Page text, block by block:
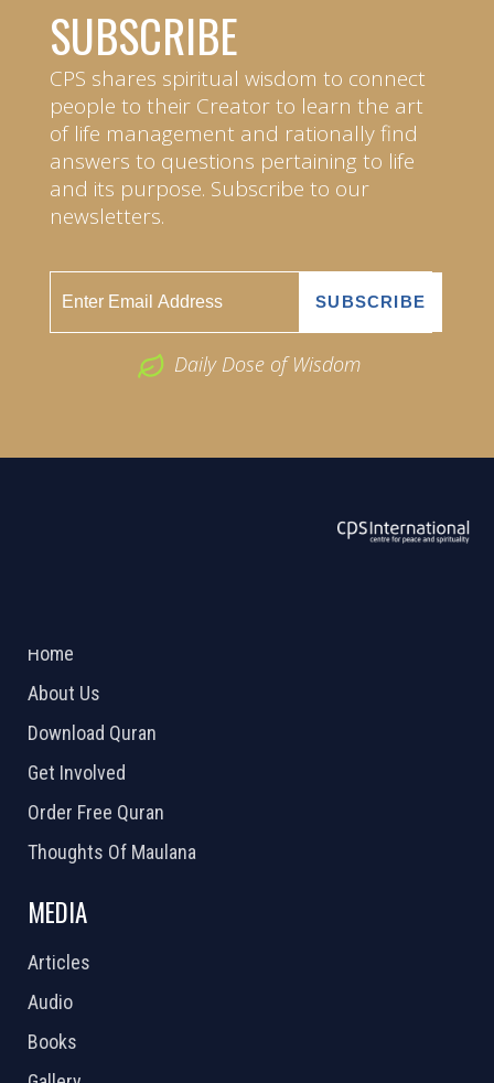
SUBSCRIBE
CPS shares spiritual wisdom to connect
people to their Creator to learn the art
of life management and rationally find
answers to questions pertaining to life
and its purpose. Subscribe to our
newsletters.
Daily Dose of Wisdom
Home
About Us
Download Quran
Get Involved
Order Free Quran
Thoughts Of Maulana
MEDIA
Articles
Audio
Books